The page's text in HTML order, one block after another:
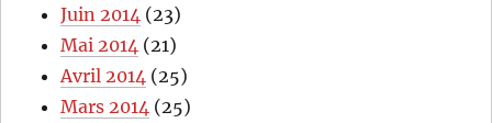
Juin 2014 (23)
Mai 2014 (21)
Avril 2014 (25)
Mars 2014 (25)